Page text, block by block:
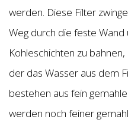
werden. Diese Filter
Weg durch die feste
Kohleschichten zu
der das Wasser aus dem
bestehen aus fein
werden noch feiner